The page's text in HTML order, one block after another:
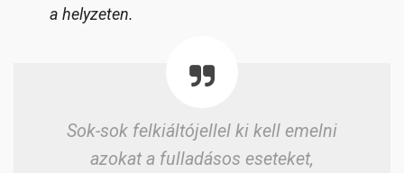
a helyzeten.
Sok-sok felkiáltójellel ki kell emelni
azokat a fulladásos eseteket,